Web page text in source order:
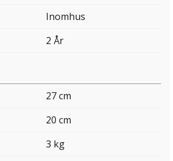
Inomhus
2 År
27 cm
20 cm
3 kg